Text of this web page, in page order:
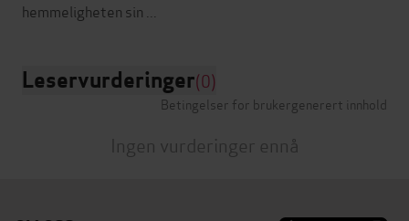
Leservurderinger(0)
Betingelser for brukergenerert innhold
Ingen vurderinger ennå